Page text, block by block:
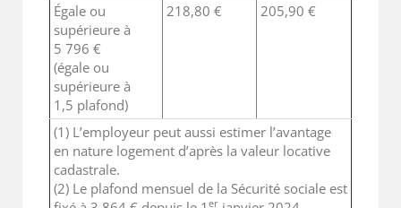
Égale ou
supérieure à
5 796 €
(égale ou
supérieure à
1,5 plafond)
218,80 € 205,90 €
(1) L’employeur peut aussi estimer l’avantage
en nature logement d’après la valeur locative
cadastrale.
(2) Le plafond mensuel de la Sécurité sociale est
er